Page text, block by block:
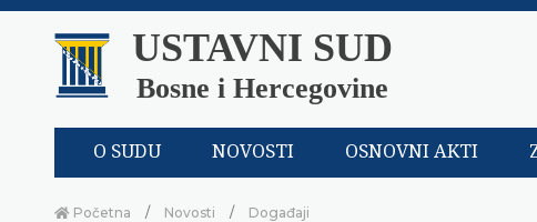
USTAVNI SUD
Bosne i Hercegovine
O SUDU NOVOSTI OSNOVNI AKTI
Početna Novosti Događaji